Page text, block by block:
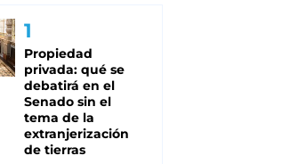
Propiedad
privada: qué se
debatirá en el
Senado sin el
tema de la
extranjerización
de tierras